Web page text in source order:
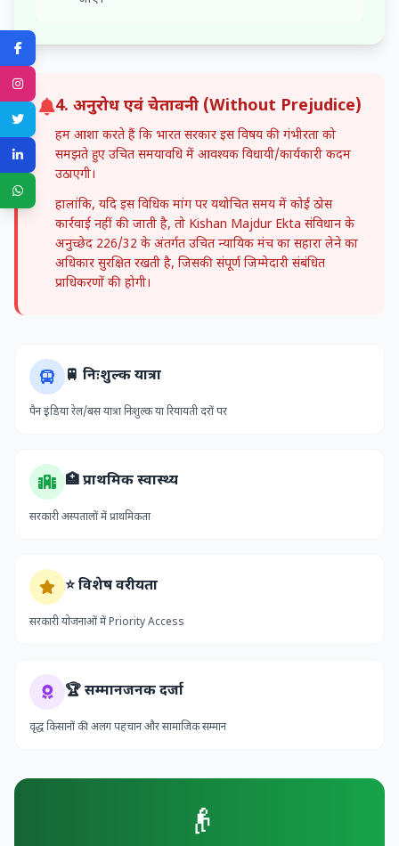
4. अनुरोध एवं चेतावनी (Without Prejudice)
हम आशा करते हैं कि भारत सरकार इस विषय की गंभीरता को
समझते हुए उचित समयावधि में आवश्यक विधायी/कार्यकारी कदम
उठाएगी।
हालांकि, यदि इस विधिक मांग पर यथोचित समय में कोई ठोस
कार्रवाई नहीं की जाती है, तो Kishan Majdur Ekta संविधान के
अनुच्छेद 226/32 के अंतर्गत उचित न्यायिक मंच का सहारा लेने का
अधिकार सुरक्षित रखती है, जिसकी संपूर्ण जिम्मेदारी संबंधित
प्राधिकरणों की होगी।
🚆 निःशुल्क यात्रा
पैन इंडिया रेल/बस यात्रा निःशुल्क या रियायती दरों पर
🏥 प्राथमिक स्वास्थ्य
सरकारी अस्पतालों में प्राथमिकता
⭐ विशेष वरीयता
सरकारी योजनाओं में Priority Access
🏆 सम्मानजनक दर्जा
वृद्ध किसानों की अलग पहचान और सामाजिक सम्मान
👴